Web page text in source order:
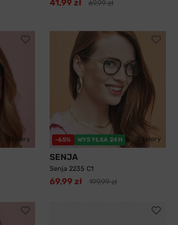
41,99 zł 69,99 zł
2 kolory -65% WYSYŁKA 24H 2 kolory
SENJA
Senja 2235 C1
69,99 zł 199,99 zł